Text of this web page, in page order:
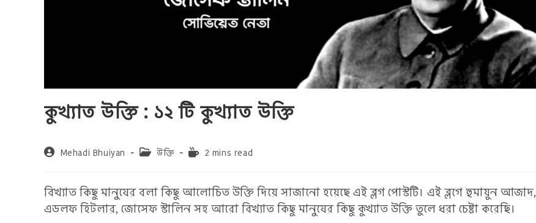
কুখ্যাত উক্তি : ১২ টি কুখ্যাত উক্তি
PostMehadi Bhuiyan
Postউক্তি
Reading2 mins read
বিখ্যাত কিছু মানুষের বলা কিছু আলোচিত উক্তি দিয়ে সাজানো হয়েছে এই ব্লগ পোস্টটি। এই ব্লগে হুমায়ুন আজাদ,
এডলফ হিটলার, জোসেফ স্টালিন সহ আরো বিখ্যাত কিছু মানুষের কিছু কুখ্যাত উক্তি তুলে ধরা চেষ্টা করেছি।